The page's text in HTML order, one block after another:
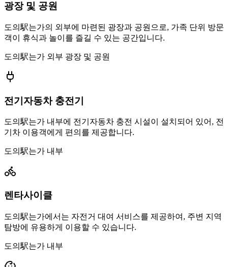
광장 및 공원
도의駅는가의 외부에 마련된 광장과 공원으로, 가족 단위 방문
객이 휴식과 놀이를 즐길 수 있는 공간입니다.
도의駅는가 외부 광장 및 공원
전기자동차 충전기
도의駅는가 내부에 전기자동차 충전 시설이 설치되어 있어, 전
기차 이용객에게 편의를 제공합니다.
도의駅는가 내부
렌타사이클
도의駅는가에서는 자전거 대여 서비스를 제공하여, 주변 지역
탐방에 유용하게 이용할 수 있습니다.
도의駅는가 내부